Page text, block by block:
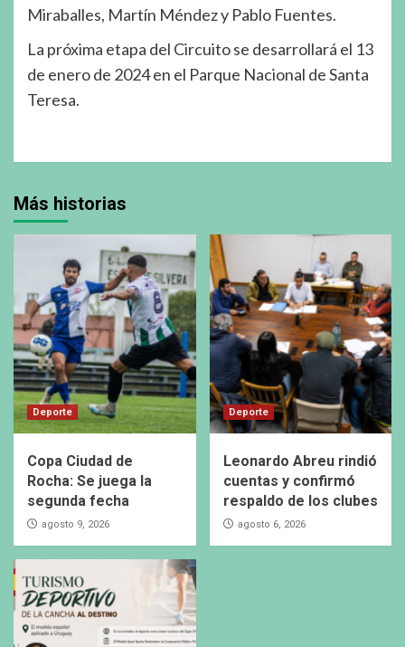
Miraballes, Martín Méndez y Pablo Fuentes.
La próxima etapa del Circuito se desarrollará el 13
de enero de 2024 en el Parque Nacional de Santa
Teresa.
Más historias
Deporte
Copa Ciudad de
Rocha: Se juega la
segunda fecha
agosto 9, 2026
Deporte
Leonardo Abreu rindió
cuentas y confirmó
respaldo de los clubes
agosto 6, 2026